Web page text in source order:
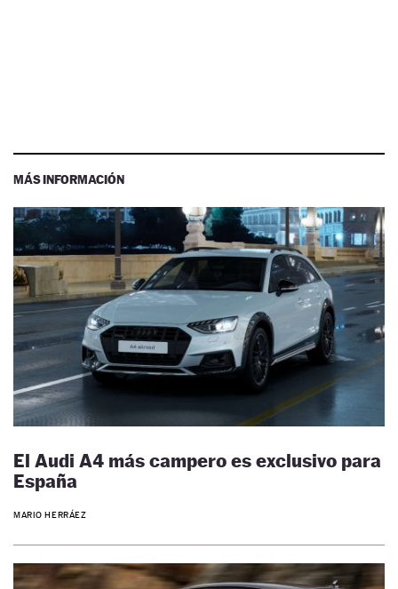
MÁS INFORMACIÓN
El Audi A4 más campero es exclusivo para
España
MARIO HERRÁEZ